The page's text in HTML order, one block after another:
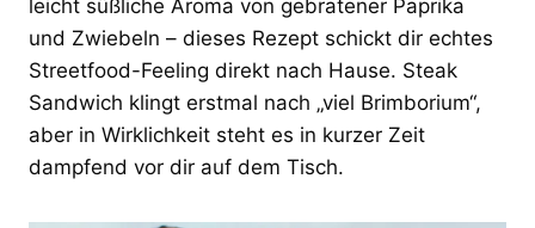
leicht süßliche Aroma von gebratener Paprika
und Zwiebeln – dieses Rezept schickt dir echtes
Streetfood-Feeling direkt nach Hause. Steak
Sandwich klingt erstmal nach „viel Brimborium“,
aber in Wirklichkeit steht es in kurzer Zeit
dampfend vor dir auf dem Tisch.